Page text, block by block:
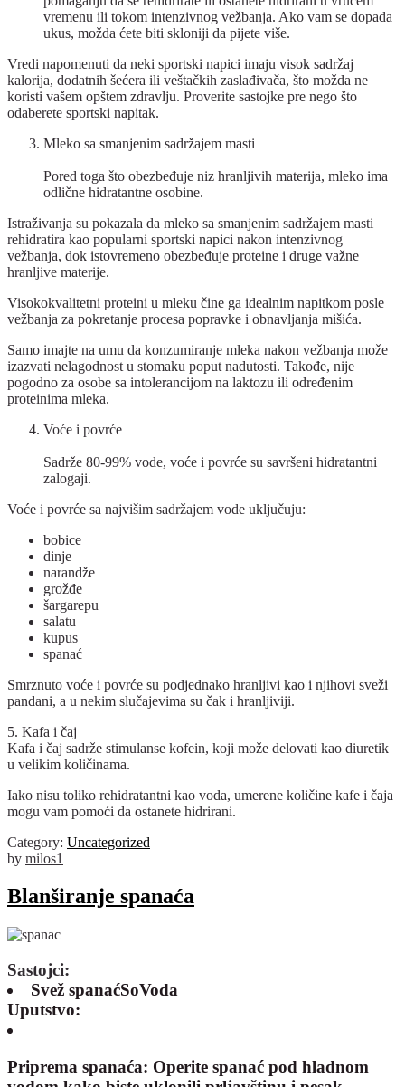
vremenu ili tokom intenzivnog vežbanja. Ako vam se dopada
ukus, možda ćete biti skloniji da pijete više.
Vredi napomenuti da neki sportski napici imaju visok sadržaj
kalorija, dodatnih šećera ili veštačkih zaslađivača, što možda ne
koristi vašem opštem zdravlju. Proverite sastojke pre nego što
odaberete sportski napitak.
Mleko sa smanjenim sadržajem masti
Pored toga što obezbeđuje niz hranljivih materija, mleko ima
odlične hidratantne osobine.
Istraživanja su pokazala da mleko sa smanjenim sadržajem masti
rehidratira kao popularni sportski napici nakon intenzivnog
vežbanja, dok istovremeno obezbeđuje proteine i druge važne
hranljive materije.
Visokokvalitetni proteini u mleku čine ga idealnim napitkom posle
vežbanja za pokretanje procesa popravke i obnavljanja mišića.
Samo imajte na umu da konzumiranje mleka nakon vežbanja može
izazvati nelagodnost u stomaku poput nadutosti. Takođe, nije
pogodno za osobe sa intolerancijom na laktozu ili određenim
proteinima mleka.
Voće i povrće
Sadrže 80-99% vode, voće i povrće su savršeni hidratantni
zalogaji.
Voće i povrće sa najvišim sadržajem vode uključuju:
bobice
dinje
narandže
grožđe
šargarepu
salatu
kupus
spanać
Smrznuto voće i povrće su podjednako hranljivi kao i njihovi sveži
pandani, a u nekim slučajevima su čak i hranljiviji.
5. Kafa i čaj
Kafa i čaj sadrže stimulanse kofein, koji može delovati kao diuretik
u velikim količinama.
Iako nisu toliko rehidratantni kao voda, umerene količine kafe i čaja
mogu vam pomoći da ostanete hidrirani.
Category: Uncategorized
by milos1
Blanširanje spanaća
Sastojci:
Svež spanaćSoVoda
Uputstvo:
Priprema spanaća: Operite spanać pod hladnom